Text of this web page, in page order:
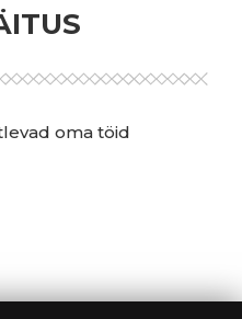
oma töid